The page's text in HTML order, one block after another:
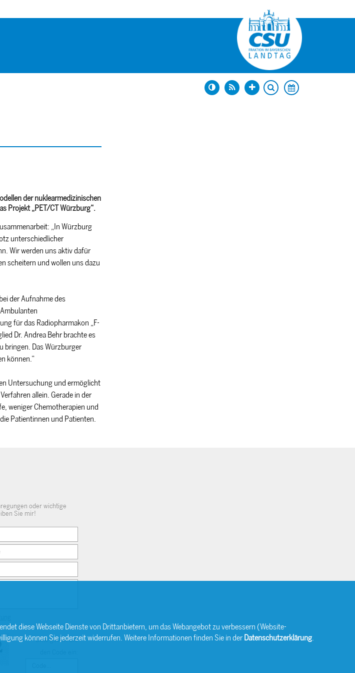
der nuklearmedizinischen
Projekt „PET/CT Würzburg“.
„In Würzburg
unterschiedlicher
Wir werden uns aktiv dafür
scheitern und wollen uns dazu
der Aufnahme des
für das Radiopharmakon „F-
Dr. Andrea Behr brachte es
bringen. Das Würzburger
können.“
Untersuchung und ermöglicht
allein. Gerade in der
weniger Chemotherapien und
Patientinnen und Patienten.
oder wichtige
Sie mir!
Bitte geben Sie
diese Webseite Dienste von Drittanbietern, um das Webangebot zu verbessern (Website-
können Sie jederzeit widerrufen. Weitere Informationen finden Sie in der Datenschutzerklärung.